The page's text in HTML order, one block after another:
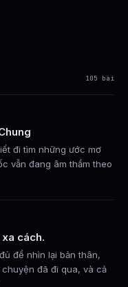
105 bài
đi tìm những ước mơ
vẫn đang âm thầm theo
cách.
để nhìn lại bản thân,
đã đi qua, và cả